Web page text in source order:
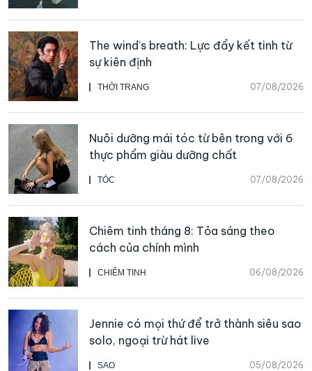
THỜI TRANG 07/08/2026
The wind’s breath: Lực đẩy kết tinh từ
sự kiên định
TÓC 07/08/2026
Nuôi dưỡng mái tóc từ bên trong với 6
thực phẩm giàu dưỡng chất
CHIÊM TINH 06/08/2026
Chiêm tinh tháng 8: Tỏa sáng theo
cách của chính mình
SAO 05/08/2026
Jennie có mọi thứ để trở thành siêu sao
solo, ngoại trừ hát live